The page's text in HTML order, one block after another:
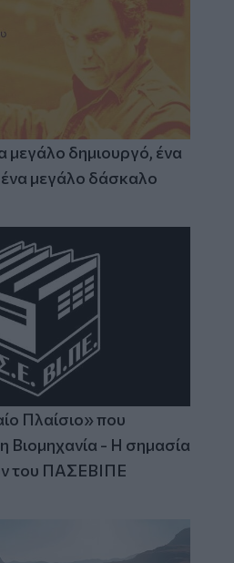
μεγάλο δημιουργό, ένα
μεγάλο δάσκαλο
Πλαίσιο» που
Βιομηχανία - Η σημασία
του ΠΑΣΕΒΙΠΕ